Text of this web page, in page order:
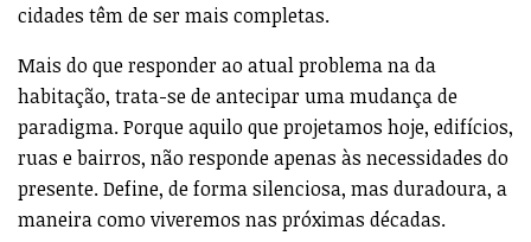
cidades têm de ser mais completas.
Mais do que responder ao atual problema na da
habitação, trata-se de antecipar uma mudança de
paradigma. Porque aquilo que projetamos hoje, edifícios,
ruas e bairros, não responde apenas às necessidades do
presente. Define, de forma silenciosa, mas duradoura, a
maneira como viveremos nas próximas décadas.